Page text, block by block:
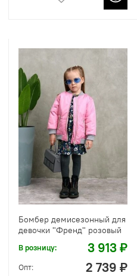
Бомбер демисезонный для
девочки "Френд" розовый
В розницу: 3 913 ₽
Опт: 2 739 ₽